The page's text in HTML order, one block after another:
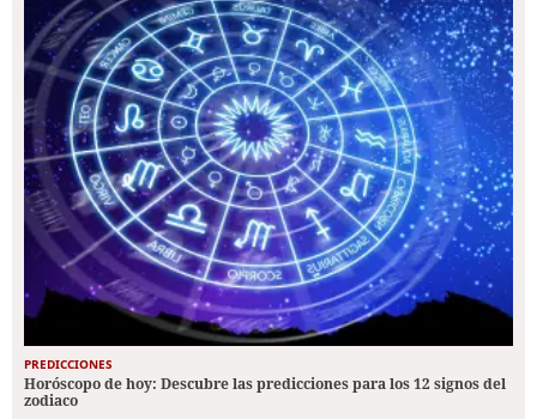
PREDICCIONES
Horóscopo de hoy: Descubre las predicciones para los 12 signos del
zodiaco